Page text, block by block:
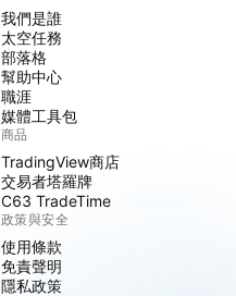
我們是誰
太空任務
部落格
幫助中心
職涯
媒體工具包
商品
TradingView商店
交易者塔羅牌
C63 TradeTime
政策與安全
使用條款
免責聲明
隱私政策